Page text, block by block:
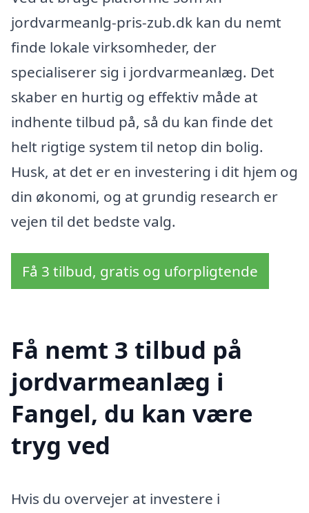
jordvarmeanlg-pris-zub.dk kan du nemt
finde lokale virksomheder, der
specialiserer sig i jordvarmeanlæg. Det
skaber en hurtig og effektiv måde at
indhente tilbud på, så du kan finde det
helt rigtige system til netop din bolig.
Husk, at det er en investering i dit hjem og
din økonomi, og at grundig research er
vejen til det bedste valg.
Få 3 tilbud, gratis og uforpligtende
Få nemt 3 tilbud på
jordvarmeanlæg i
Fangel, du kan være
tryg ved
Hvis du overvejer at investere i